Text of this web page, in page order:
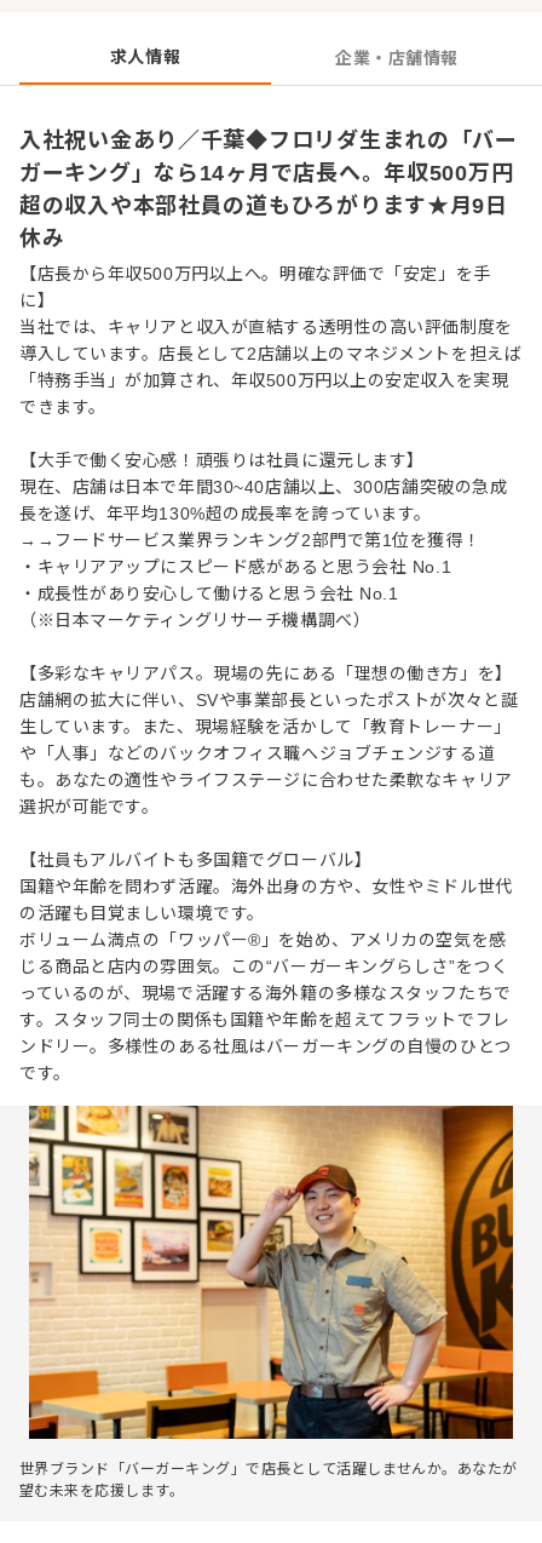
し） ※固定残業代30時間分（55,230円～）を含む。超過分
求人情報 企業・店舗情報
入社祝い金あり／千葉◆フロリダ生まれの「バー
ガーキング」なら14ヶ月で店長へ。年収500万円
超の収入や本部社員の道もひろがります★月9日
休み
【店長から年収500万円以上へ。明確な評価で「安定」を手
に】
当社では、キャリアと収入が直結する透明性の高い評価制度を
導入しています。店長として2店舗以上のマネジメントを担えば
「特務手当」が加算され、年収500万円以上の安定収入を実現
できます。
【大手で働く安心感！頑張りは社員に還元します】
現在、店舗は日本で年間30~40店舗以上、300店舗突破の急成
⻑を遂げ、年平均130%超の成⻑率を誇っています。
→→フードサービス業界ランキング2部門で第1位を獲得！
・キャリアアップにスピード感があると思う会社 No.1
・成長性があり安心して働けると思う会社 No.1
（※日本マーケティングリサーチ機構調べ）
【多彩なキャリアパス。現場の先にある「理想の働き方」を】
店舗網の拡大に伴い、SVや事業部長といったポストが次々と誕
生しています。また、現場経験を活かして「教育トレーナー」
や「人事」などのバックオフィス職へジョブチェンジする道
も。あなたの適性やライフステージに合わせた柔軟なキャリア
選択が可能です。
【社員もアルバイトも多国籍でグローバル】
国籍や年齢を問わず活躍。海外出身の方や、女性やミドル世代
の活躍も目覚ましい環境です。
ボリューム満点の「ワッパー®」を始め、アメリカの空気を感
じる商品と店内の雰囲気。この“バーガーキングらしさ”をつく
っているのが、現場で活躍する海外籍の多様なスタッフたちで
す。スタッフ同士の関係も国籍や年齢を超えてフラットでフレ
ンドリー。多様性のある社風はバーガーキングの自慢のひとつ
です。
世界ブランド「バーガーキング」で店長として活躍しませんか。あなたが
望む未来を応援します。